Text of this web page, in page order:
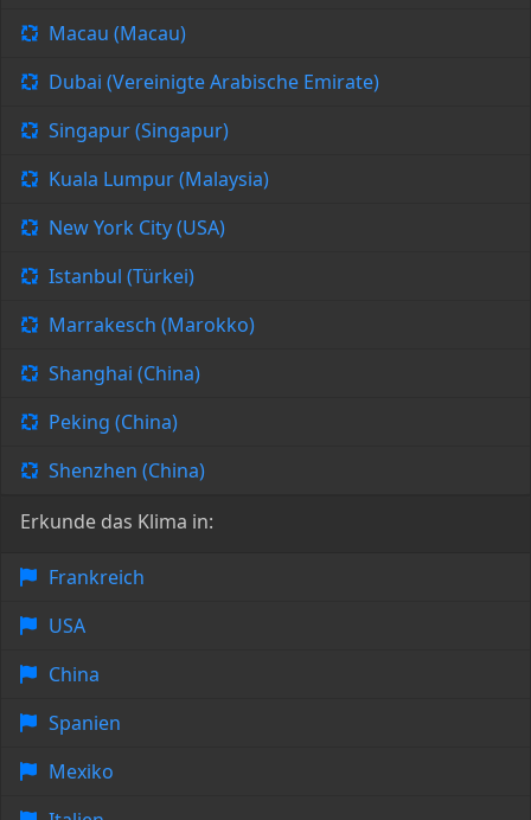
Macau (Macau)
Dubai (Vereinigte Arabische Emirate)
Singapur (Singapur)
Kuala Lumpur (Malaysia)
New York City (USA)
Istanbul (Türkei)
Marrakesch (Marokko)
Shanghai (China)
Peking (China)
Shenzhen (China)
Erkunde das Klima in:
Frankreich
USA
China
Spanien
Mexiko